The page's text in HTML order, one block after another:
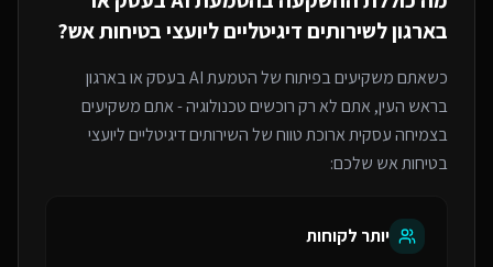
בארגוןלשירותים דיגיטליים ליועצי בטיחות אש?
כשאתם משקיעים בפיתוח שלהטמעת AI בעסק או בארגון
בראש העין, אתם לא רק רוכשים טכנולוגיה - אתם משקיעים
בצמיחה עסקית ארוכת טווח של השירותים דיגיטליים ליועצי
בטיחות אש שלכם:
יותר לקוחות